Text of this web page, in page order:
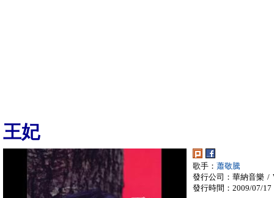
王妃
歌手： 蕭敬騰
發行公司：華納音樂 /
發行時間：2009/07/17